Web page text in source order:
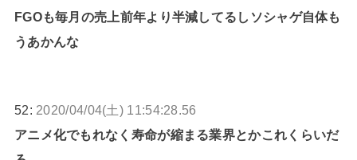
FGOも毎月の売上前年より半減してるしソシャゲ自体も
うあかんな
52: 2020/04/04(土) 11:54:28.56
アニメ化でもれなく寿命が縮まる業界とかこれくらいだ